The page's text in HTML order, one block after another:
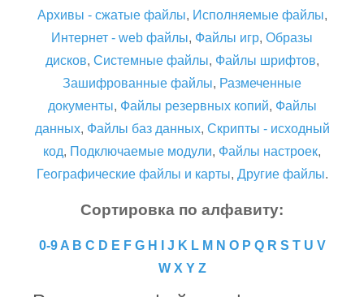
Архивы - сжатые файлы, Исполняемые файлы,
Интернет - web файлы, Файлы игр, Образы
дисков, Системные файлы, Файлы шрифтов,
Зашифрованные файлы, Размеченные
документы, Файлы резервных копий, Файлы
данных, Файлы баз данных, Скрипты - исходный
код, Подключаемые модули, Файлы настроек,
Географические файлы и карты, Другие файлы.
Сортировка по алфавиту:
0-9 A B C D E F G H J K L M N O P Q R S T U V
W X Y Z